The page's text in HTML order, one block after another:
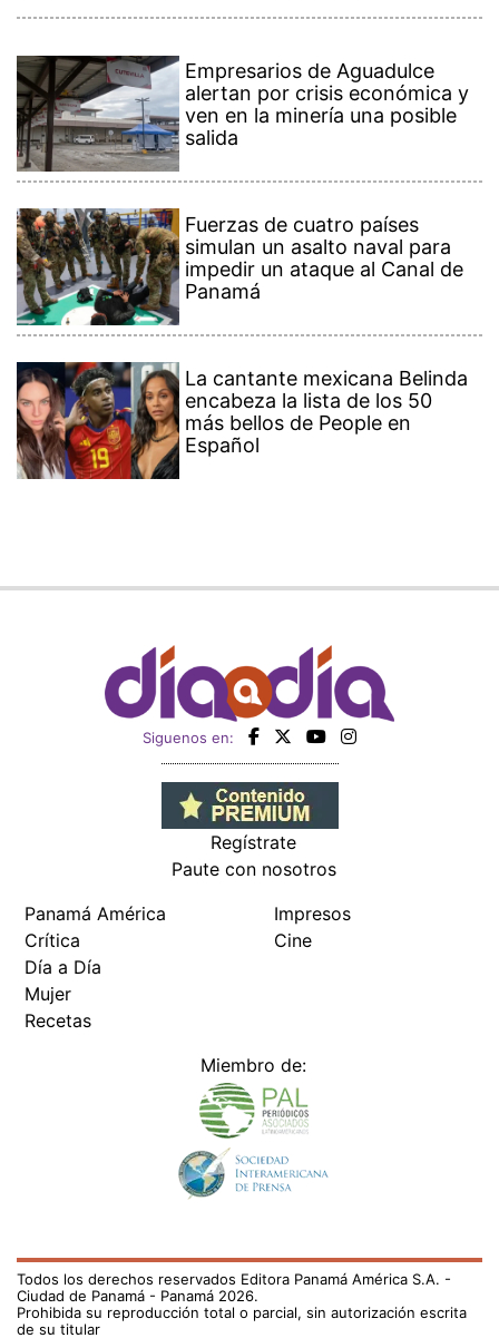
Empresarios de Aguadulce
alertan por crisis económica y
ven en la minería una posible
salida
Fuerzas de cuatro países
simulan un asalto naval para
impedir un ataque al Canal de
Panamá
La cantante mexicana Belinda
encabeza la lista de los 50
más bellos de People en
Español
Siguenos en:
Regístrate
Paute con nosotros
Panamá América
Crítica
Día a Día
Mujer
Recetas
Impresos
Cine
Miembro de:
Todos los derechos reservados Editora Panamá América S.A. -
Ciudad de Panamá - Panamá 2026.
Prohibida su reproducción total o parcial, sin autorización escrita
de su titular